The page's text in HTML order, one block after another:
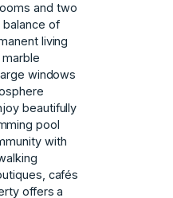
and two
balance of
living
windows
beautifully
pool
with
cafés
offers a